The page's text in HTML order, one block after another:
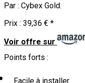
Par : Cybex Gold.
Prix : 39,36 € *
Voir offre sur
Points forts :
Facile à installer